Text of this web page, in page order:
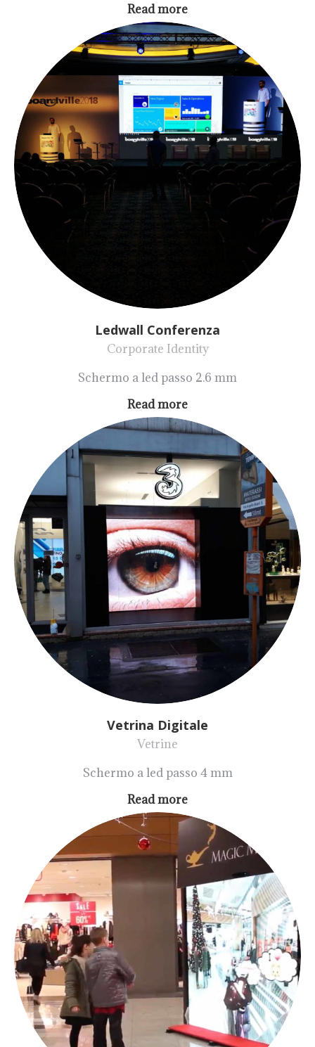
Read more
Ledwall Conferenza
Corporate Identity
Schermo a led passo 2.6 mm
Read more
Vetrina Digitale
Vetrine
Schermo a led passo 4 mm
Read more